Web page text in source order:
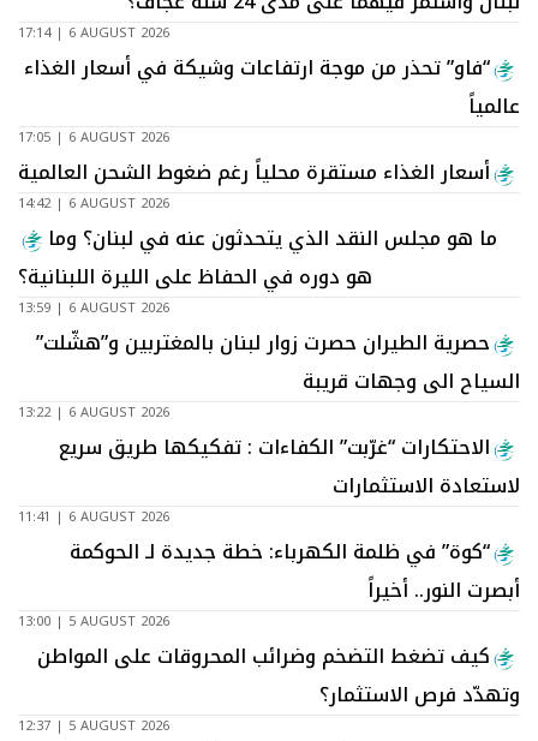
17:14 | 6 AUGUST 2026
“فاو” تحذر من موجة ارتفاعات وشيكة في أسعار الغذاء
عالمياً
17:05 | 6 AUGUST 2026
أسعار الغذاء مستقرة محلياً رغم ضغوط الشحن العالمية
14:42 | 6 AUGUST 2026
ما هو مجلس النقد الذي يتحدثون عنه في لبنان؟ وما
هو دوره في الحفاظ على الليرة اللبنانية؟
13:59 | 6 AUGUST 2026
حصرية الطيران حصرت زوار لبنان بالمغتربين و”هشّلت”
السياح الى وجهات قريبة
13:22 | 6 AUGUST 2026
الاحتكارات “غرّبت” الكفاءات : تفكيكها طريق سريع
لاستعادة الاستثمارات
11:41 | 6 AUGUST 2026
“كوة” في ظلمة الكهرباء: خطة جديدة لـ الحوكمة
أبصرت النور.. أخيراً
13:00 | 5 AUGUST 2026
كيف تضغط التضخم وضرائب المحروقات على المواطن
وتهدّد فرص الاستثمار؟
12:37 | 5 AUGUST 2026